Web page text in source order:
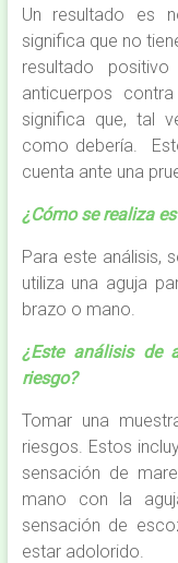
Un resultado es
significa que no
resultado
anticuerpos
significa que, tal
como debería.
cuenta ante una
¿Cómo se realiza
Para este análisis,
utiliza una aguja
brazo o mano.
¿Este análisis de
riesgo?
Tomar una
riesgos. Estos
sensación de
mano con la
sensación de
estar adolorido.